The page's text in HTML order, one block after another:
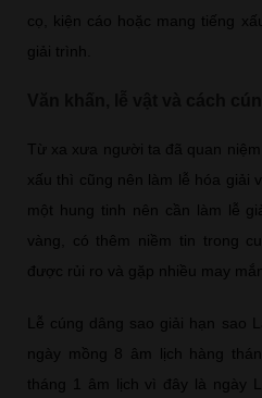
cọ, kiện cáo hoặc mang tiếng
giải trình.
Từ xa xưa người ta đã quan
xấu thì cũng nên làm lễ hóa giải
một hung tinh nên cần làm lễ
vàng, có thêm niềm tin trong
được rủi ro và gặp nhiều may mắn.
Lễ cúng dâng sao giải hạn sao
ngày mồng 8 âm lịch hàng
tháng 1 âm lịch vì đây là ngày